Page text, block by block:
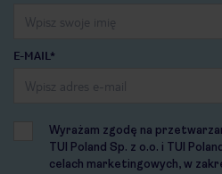
E-MAIL*
Wyrażam zgodę na
TUI Poland Sp. z o.o. i TUI
celach marketingowych, w